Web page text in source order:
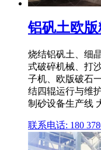
铝矾土欧
烧结铝矾土、细
式破碎机械、打
子机、欧版破石
结四辊运行与维
制砂设备生产线
联系电话: 180